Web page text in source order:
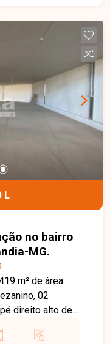
e conversar
que irá te
você busca.
no Centro,
Naves de Ávila,
Neto, 135 -
Gonçalves,
L
no bairro
MG.
02
direito alto de